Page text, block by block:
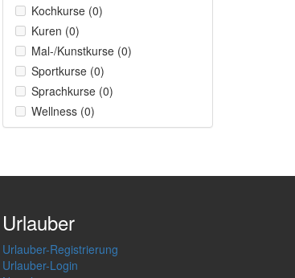
Kochkurse (0)
Kuren (0)
Mal-/Kunstkurse (0)
Sportkurse (0)
Sprachkurse (0)
Wellness (0)
Urlauber
Urlauber-Registrierung
Urlauber-Login